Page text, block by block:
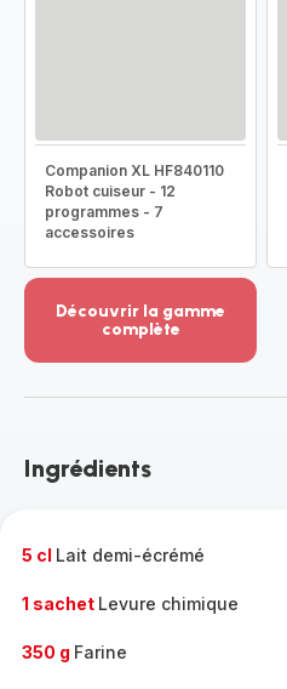
Companion XL HF840110
Robot cuiseur - 12
programmes - 7
accessoires
Découvrir la gamme
complète
-
gamme
Ingrédients
5 cl Lait demi-écrémé
1 sachet Levure chimique
350 g Farine